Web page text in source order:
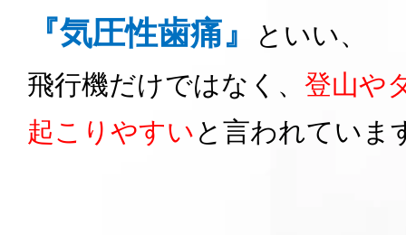
『気圧性歯痛』
といい、
飛行機だけではなく、 登山や
起こりやすい と言われていま